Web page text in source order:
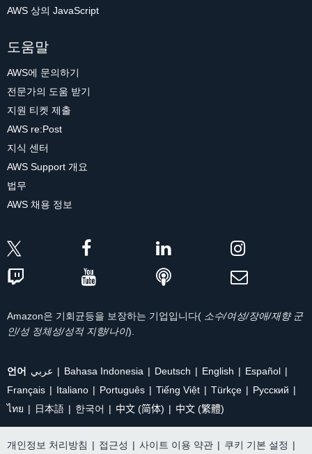
AWS 상의 JavaScript
도움말
AWS에 문의하기
전문가의 도움 받기
지원 티켓 제출
AWS re:Post
지식 센터
AWS Support 개요
법무
AWS 채용 정보
Amazon은 기회균등을 보장하는 기업입니다( 소수/여성/장애/재향 군
인/성 정체성/성적 지향/나이).
언어 عربي Bahasa Indonesia Deutsch English
Español
Français
Italiano Português Tiếng Việt Türkçe
Ρусский
ไทย
日本語 한국어 中文 (简体) 中文 (繁體)
개인정보 처리방침 | 접근성 | 사이트 이용 약관 | 쿠키 기본 설정 |